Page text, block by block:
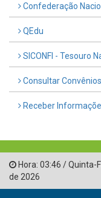
Confederação
QEdu
SICONFI - Tesouro
Consultar Convênios
Receber
Hora: 03:46 /Quinta-
de 2026